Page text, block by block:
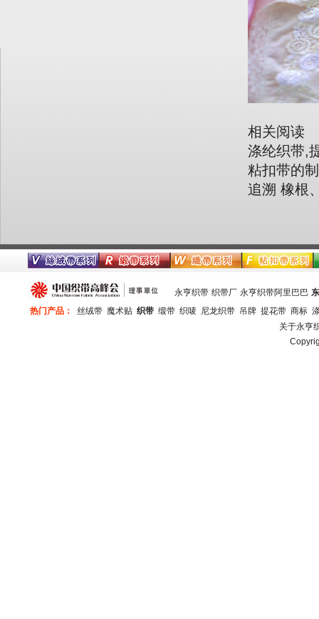
相关阅读
涤纶织带,
粘扣带的
追溯 橡根
永亨织带 织带厂 永亨织带阿里巴巴
热门产品：
丝绒带 魔术贴 织带 缎带 织唛 尼龙织带 吊牌 提花带 商标
关于永亨